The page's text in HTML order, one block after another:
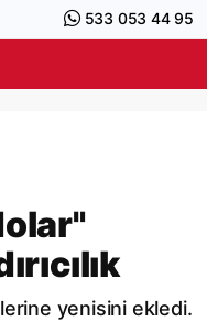
533 053 44 95
yenisini ekledi.